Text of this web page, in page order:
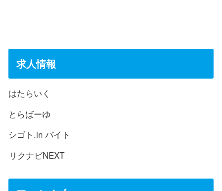
求人情報
はたらいく
とらばーゆ
シゴト.in バイト
リクナビNEXT